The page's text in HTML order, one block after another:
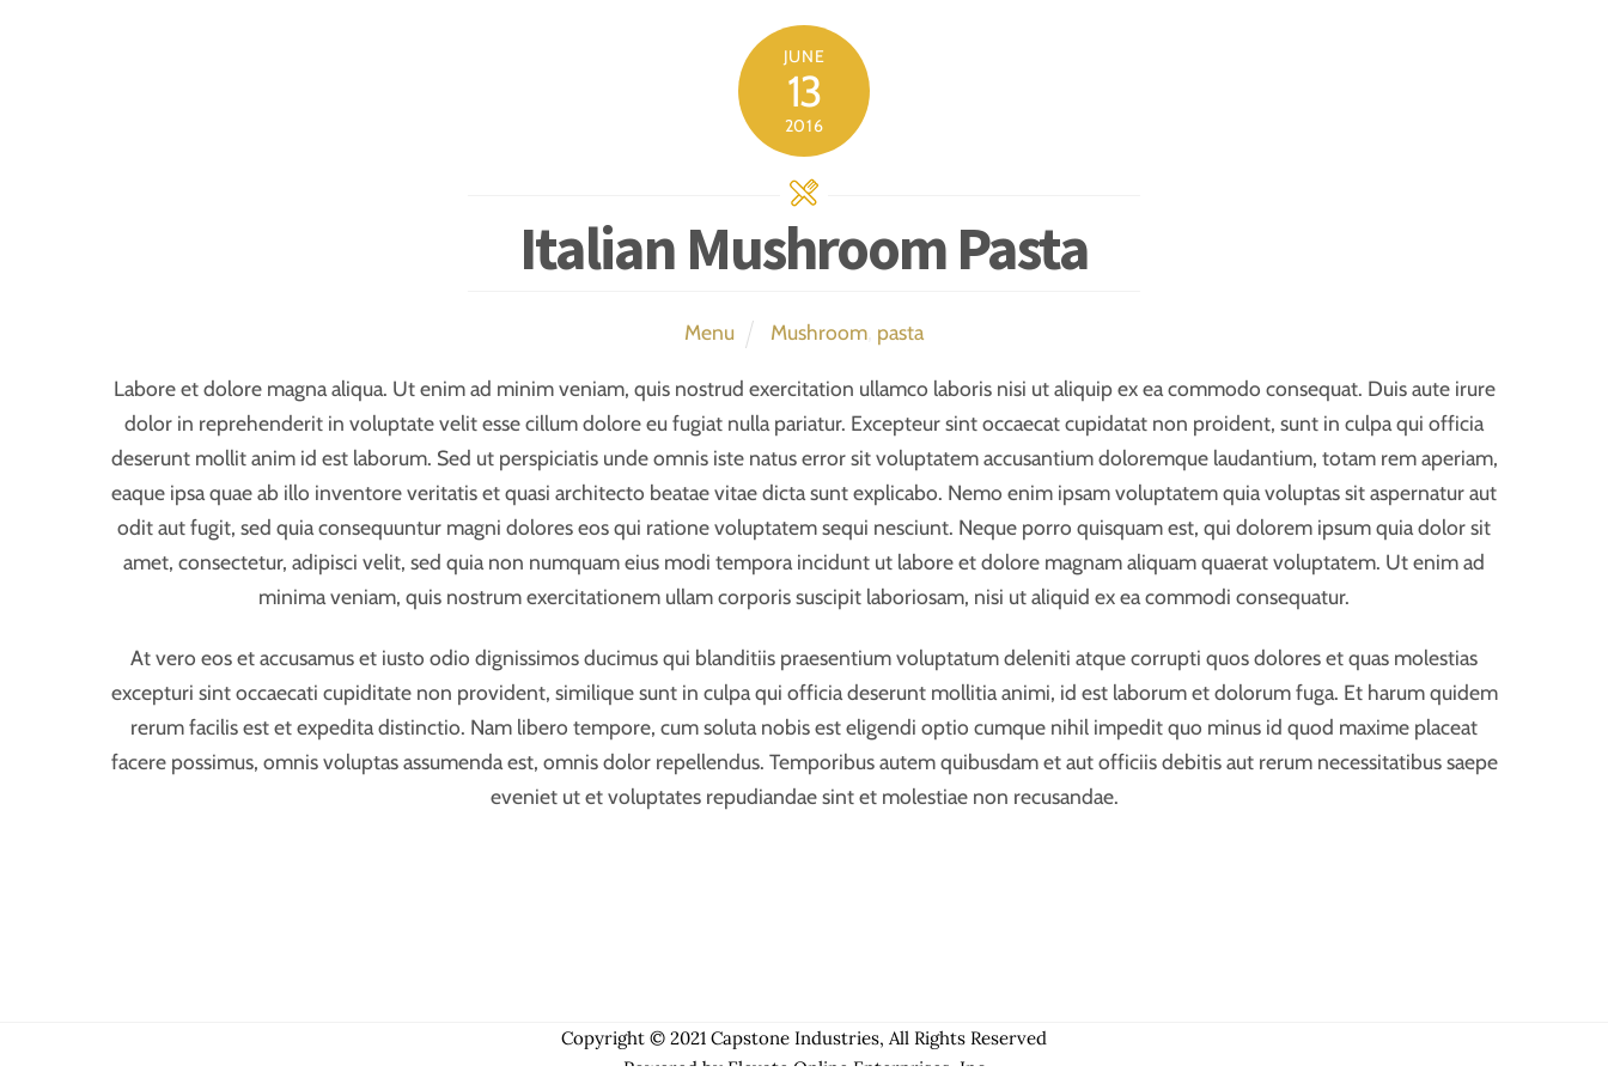
JUNE
13
2016
Italian Mushroom Pasta
Menu Mushroom, pasta
Labore et dolore magna aliqua. Ut enim ad minim veniam, quis nostrud exercitation ullamco laboris nisi ut aliquip ex ea commodo consequat. Duis aute irure
dolor in reprehenderit in voluptate velit esse cillum dolore eu fugiat nulla pariatur. Excepteur sint occaecat cupidatat non proident, sunt in culpa qui officia
deserunt mollit anim id est laborum. Sed ut perspiciatis unde omnis iste natus error sit voluptatem accusantium doloremque laudantium, totam rem aperiam,
eaque ipsa quae ab illo inventore veritatis et quasi architecto beatae vitae dicta sunt explicabo. Nemo enim ipsam voluptatem quia voluptas sit aspernatur aut
odit aut fugit, sed quia consequuntur magni dolores eos qui ratione voluptatem sequi nesciunt. Neque porro quisquam est, qui dolorem ipsum quia dolor sit
amet, consectetur, adipisci velit, sed quia non numquam eius modi tempora incidunt ut labore et dolore magnam aliquam quaerat voluptatem. Ut enim ad
minima veniam, quis nostrum exercitationem ullam corporis suscipit laboriosam, nisi ut aliquid ex ea commodi consequatur.
At vero eos et accusamus et iusto odio dignissimos ducimus qui blanditiis praesentium voluptatum deleniti atque corrupti quos dolores et quas molestias
excepturi sint occaecati cupiditate non provident, similique sunt in culpa qui officia deserunt mollitia animi, id est laborum et dolorum fuga. Et harum quidem
rerum facilis est et expedita distinctio. Nam libero tempore, cum soluta nobis est eligendi optio cumque nihil impedit quo minus id quod maxime placeat
facere possimus, omnis voluptas assumenda est, omnis dolor repellendus. Temporibus autem quibusdam et aut officiis debitis aut rerum necessitatibus saepe
eveniet ut et voluptates repudiandae sint et molestiae non recusandae.
Copyright © 2021 Capstone Industries, All Rights Reserved